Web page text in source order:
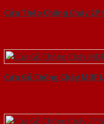
Cửa Thép Chống Cháy
Cửa Gỗ Chống Cháy MDF